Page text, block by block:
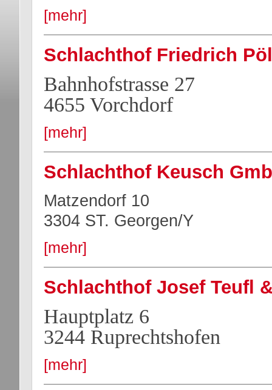
[mehr]
Schlachthof Friedrich
Bahnhofstrasse 27
4655 Vorchdorf
[mehr]
Schlachthof Keusch
Matzendorf 10
3304 ST. Georgen/Y
[mehr]
Schlachthof Josef Teufl
Hauptplatz 6
3244 Ruprechtshofen
[mehr]